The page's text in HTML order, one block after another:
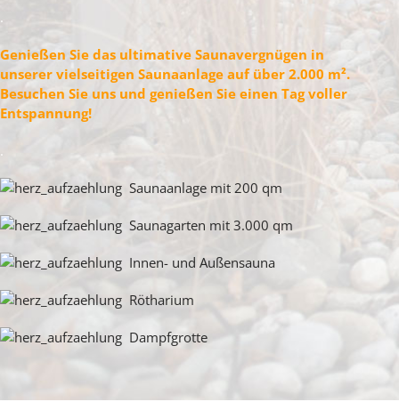
.
Genießen Sie das ultimative Saunavergnügen in
unserer vielseitigen Saunaanlage auf über 2.000 m².
Besuchen Sie uns und genießen Sie einen Tag voller
Entspannung!
.
Saunaanlage mit 200 qm
Saunagarten mit 3.000 qm
Innen- und Außensauna
Rötharium
Dampfgrotte